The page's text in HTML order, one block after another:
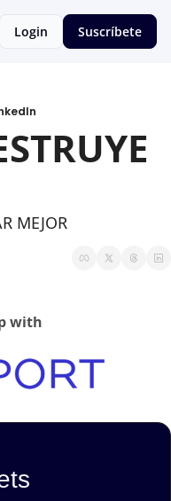
Login Suscríbete
MEJOR
with